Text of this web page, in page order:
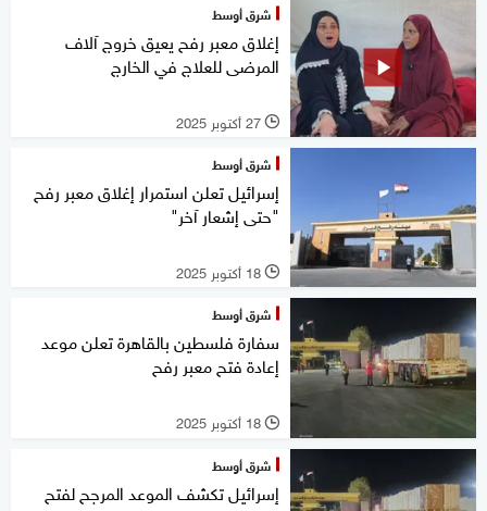
شرق أوسط
إغلاق معبر رفح يعيق خروج آلاف
المرضى للعلاج في الخارج
l 27 أكتوبر 2025
شرق أوسط
إسرائيل تعلن استمرار إغلاق معبر رفح
"حتى إشعار آخر"
l 18 أكتوبر 2025
شرق أوسط
سفارة فلسطين بالقاهرة تعلن موعد
إعادة فتح معبر رفح
l 18 أكتوبر 2025
شرق أوسط
إسرائيل تكشف الموعد المرجح لفتح